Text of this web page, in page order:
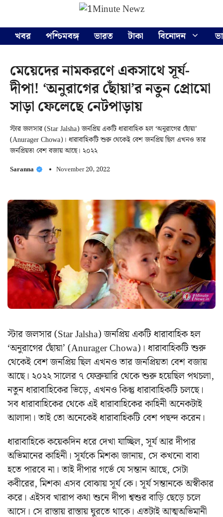
content
খবর
পশ্চিমবঙ্গ ভারত টাকা বিনোদন
মেয়েদের নামকরণে একসাথে সূর্য-
দীপা! ‘অনুরাগের ছোঁয়া’র নতুন প্রোমো
সাড়া ফেলেছে নেটপাড়ায়
স্টার জলসার (Star Jalsha) জনপ্রিয় একটি ধারাবাহিক হল ‘অনুরাগের ছোঁয়া’
(Anurager Chowa)। ধারাবাহিকটি শুরু থেকেই বেশ জনপ্রিয় ছিল এখনও তার
জনপ্রিয়তা বেশ বজায় আছে। ২০২২
Saranna November 20, 2022
স্টার জলসার (Star Jalsha) জনপ্রিয় একটি ধারাবাহিক হল
‘অনুরাগের ছোঁয়া’ (Anurager Chowa)। ধারাবাহিকটি শুরু
থেকেই বেশ জনপ্রিয় ছিল এখনও তার জনপ্রিয়তা বেশ বজায়
আছে। ২০২২ সালের ৭ ফেব্রুয়ারি থেকে শুরু হয়েছিল পথচলা,
নতুন ধারাবাহিকের ভিড়ে, এখনও কিন্তু ধারাবাহিকটি চলছে।
সব ধারাবাহিকের থেকে এই ধারাবাহিকের কাহিনী অনেকটাই
আলাদা। তাই তো অনেকেই ধারাবাহিকটি বেশ পছন্দ করেন।
ধারাবাহিকে কয়েকদিন ধরে দেখা যাচ্ছিল, সূর্য আর দীপার
অভিমানের কাহিনী। সূর্যকে মিশকা জানায়, সে কখনো বাবা
হতে পারবে না। তাই দীপার গর্ভে যে সন্তান আছে, সেটা
কবীরের, মিশকা এসব বোঝায় সূর্য কে। সূর্য সন্তানকে অস্বীকার
করে। এইসব খারাপ কথা শুনে দীপা শ্বশুর বাড়ি ছেড়ে চলে
আসে। সে রাস্তায় রাস্তায় ঘুরতে থাকে। এতটাই আত্মঅভিমানী